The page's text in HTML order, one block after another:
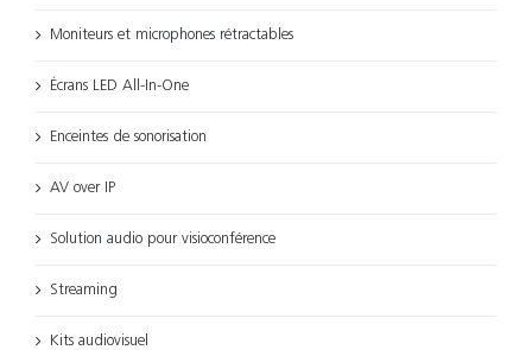
Moniteurs et microphones rétractables
Écrans LED All-In-One
Enceintes de sonorisation
AV over IP
Solution audio pour visioconférence
Streaming
Kits audiovisuel